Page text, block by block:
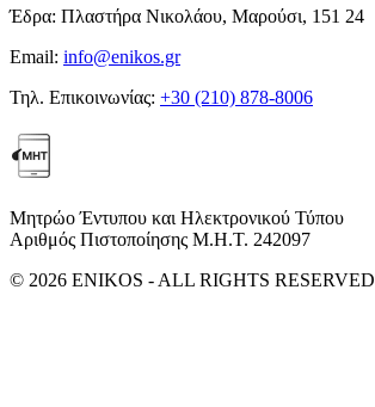
Έδρα: Πλαστήρα Νικολάου, Μαρούσι, 151 24
Email: info@enikos.gr
Τηλ. Επικοινωνίας: +30 (210) 878-8006
Μητρώο Έντυπου και Ηλεκτρονικού Τύπου
Αριθμός Πιστοποίησης Μ.Η.Τ. 242097
© 2026 ENIKOS - ALL RIGHTS RESERVED